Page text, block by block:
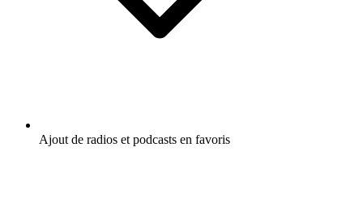
Ajout de radios et podcasts en favoris